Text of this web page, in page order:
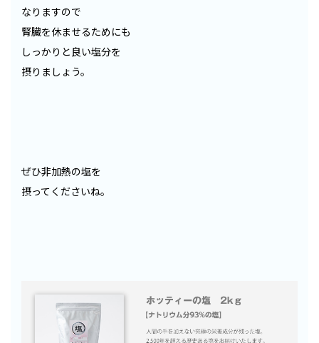
なりますので
腎臓を休ませるためにも
しっかりと良い塩分を
摂りましょう。
ぜひ非加熱の塩を
摂ってくださいね。